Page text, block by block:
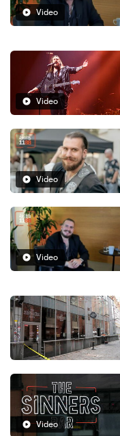
Video
Video
Video
Video
Video